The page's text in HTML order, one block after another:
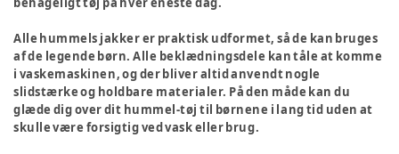
Alle hummels jakker er praktisk udformet, så de kan bruges
af de legende børn. Alle beklædningsdele kan tåle at komme
i vaskemaskinen, og der bliver altid anvendt nogle
slidstærke og holdbare materialer. På den måde kan du
glæde dig over dit hummel-tøj til børnene i lang tid uden at
skulle være forsigtig ved vask eller brug.